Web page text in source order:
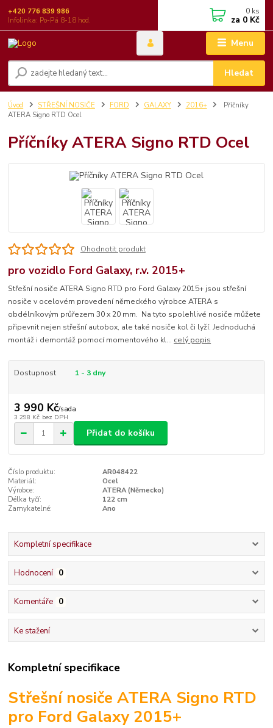
Menu
Hledat
+420 776 839 986
Infolinka: Po-Pá 8-18 hod.
0 ks
za 0 Kč
Úvod STŘEŠNÍ NOSIČE FORD GALAXY 2016+
Příčníky
ATERA Signo RTD Ocel
Příčníky ATERA Signo RTD Ocel
Ohodnotit produkt
pro vozidlo Ford Galaxy, r.v. 2015+
Střešní nosiče ATERA Signo RTD pro Ford Galaxy 2015+ jsou střešní
nosiče v ocelovém provedení německého výrobce ATERA s
obdélníkovým průřezem 30 x 20 mm. Na tyto spolehlivé nosiče můžete
připevnit nejen střešní autobox, ale také nosiče kol či lyží. Jednoduchá
montáž i demontáž pomocí momentového kl... celý popis
Dostupnost 1 - 3 dny
3 990 Kč/sada
3 298 Kč bez DPH
Přidat do košíku
Číslo produktu:
AR048422
Materiál:
Ocel
Výrobce:
ATERA (Německo)
Délka tyčí:
122 cm
Zamykatelné:
Ano
Kompletní specifikace
Hodnocení 0
Komentáře 0
Ke stažení
Kompletní specifikace
Střešní nosiče ATERA Signo RTD
pro Ford Galaxy 2015+